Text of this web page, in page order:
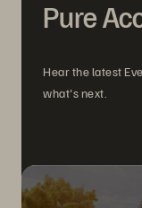
Pure
Hear the latest
what's next.